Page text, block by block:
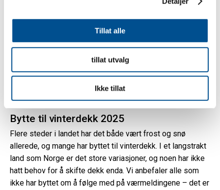
Tillat alle
tillat utvalg
Ikke tillat
Det er flere grunner til at du ikke bør bruke vinterdekk på
sommeren. Når det er varmere i været får disse dekkene
svært dårlige egenskaper, noe som fører til
dramatisk lengre bremselengde, dårligere veigrep og økt
fare for vannplaning. Vinterdekk om sommeren slites også
mye fortere, da gummiblandingen i dekket er vesentlig
Bytte til vinterdekk 2025
Flere steder i landet har det både vært frost og snø
allerede, og mange har byttet til vinterdekk. I et langstrakt
land som Norge er det store variasjoner, og noen har ikke
hatt behov for å skifte dekk enda. Vi anbefaler alle som
ikke har byttet om å følge med på værmeldingene – det er